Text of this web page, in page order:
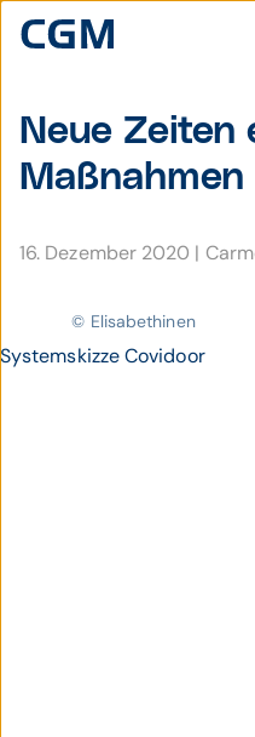
Neue Zeiten
Maßnahmen
16. Dezember 2020 |
© Elisabethinen
Systemskizze Covidoor